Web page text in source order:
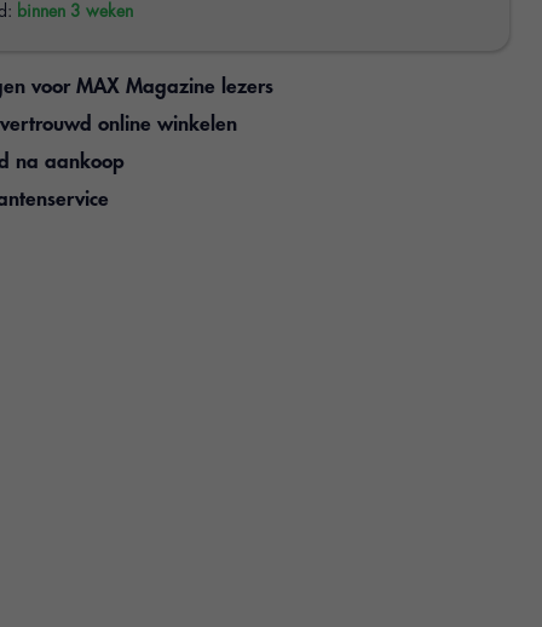
binnen 3 weken
voor MAX Magazine lezers
online winkelen
na aankoop